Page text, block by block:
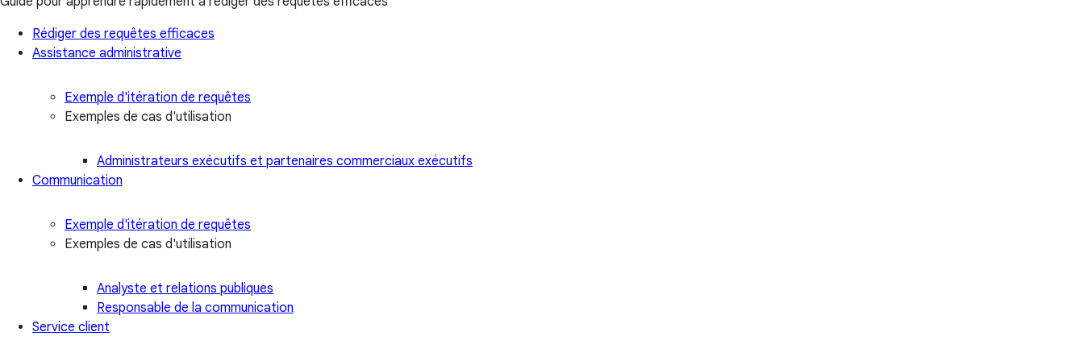
Rédiger des requêtes efficaces
Assistance administrative
Exemple d'itération de requêtes
Exemples de cas d'utilisation
Administrateurs exécutifs et partenaires commerciaux exécutifs
Communication
Exemple d'itération de requêtes
Exemples de cas d'utilisation
Analyste et relations publiques
Responsable de la communication
Service client